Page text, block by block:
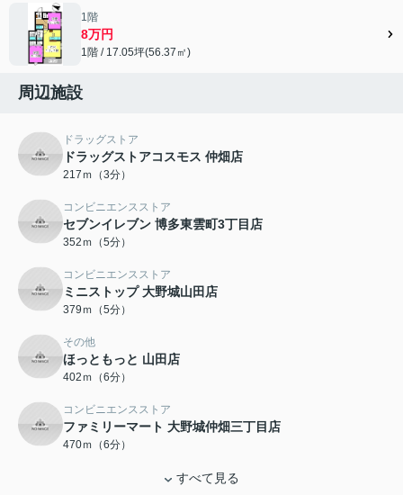
1階
8万円
1階 / 17.05坪(56.37㎡)
周辺施設
ドラッグストア
ドラッグストアコスモス 仲畑店
217ｍ（3分）
コンビニエンスストア
セブンイレブン 博多東雲町3丁目店
352ｍ（5分）
コンビニエンスストア
ミニストップ 大野城山田店
379ｍ（5分）
その他
ほっともっと 山田店
402ｍ（6分）
コンビニエンスストア
ファミリーマート 大野城仲畑三丁目店
470ｍ（6分）
すべて見る